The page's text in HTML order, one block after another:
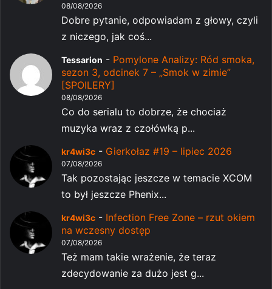
08/08/2026
Dobre pytanie, odpowiadam z głowy, czyli
z niczego, jak coś...
Tessarion - Pomylone Analizy: Ród smoka,
sezon 3, odcinek 7 – „Smok w zimie”
[SPOILERY]
08/08/2026
Co do serialu to dobrze, że chociaż
muzyka wraz z czołówką p...
kr4wi3c - Gierkołaz #19 – lipiec 2026
07/08/2026
Tak pozostając jeszcze w temacie XCOM
to był jeszcze Phenix...
kr4wi3c - Infection Free Zone – rzut okiem
na wczesny dostęp
07/08/2026
Też mam takie wrażenie, że teraz
zdecydowanie za dużo jest g...